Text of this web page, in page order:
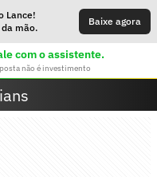
Lance!
mão.
Baixe agora
com o assistente.
não é investimento